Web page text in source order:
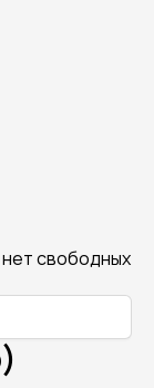
свободных